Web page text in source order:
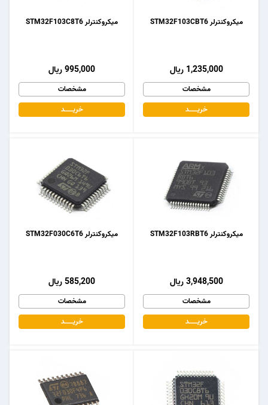
میکروکنترلر STM32F103C8T6
995,000 ریال
مشخصات
خریـــــــد
میکروکنترلر STM32F103CBT6
1,235,000 ریال
مشخصات
خریـــــــد
میکروکنترلر STM32F030C6T6
585,200 ریال
مشخصات
خریـــــــد
میکروکنترلر STM32F103RBT6
3,948,500 ریال
مشخصات
خریـــــــد